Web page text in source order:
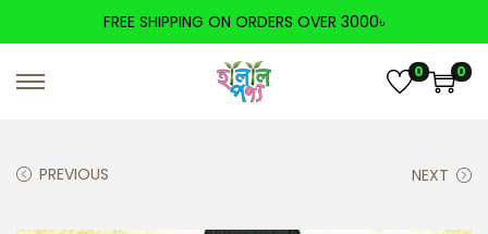
FREE SHIPPING ON ORDERS OVER 3000৳
0 0
PREVIOUS NEXT